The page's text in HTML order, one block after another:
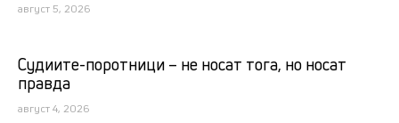
август 5, 2026
Судиите-поротници – не носат тога, но носат
правда
август 4, 2026